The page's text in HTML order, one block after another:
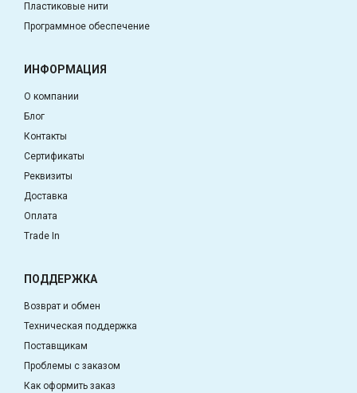
Пластиковые нити
Программное обеспечение
ИНФОРМАЦИЯ
О компании
Блог
Контакты
Сертификаты
Реквизиты
Доставка
Оплата
Trade In
ПОДДЕРЖКА
Возврат и обмен
Техническая поддержка
Поставщикам
Проблемы с заказом
Как оформить заказ